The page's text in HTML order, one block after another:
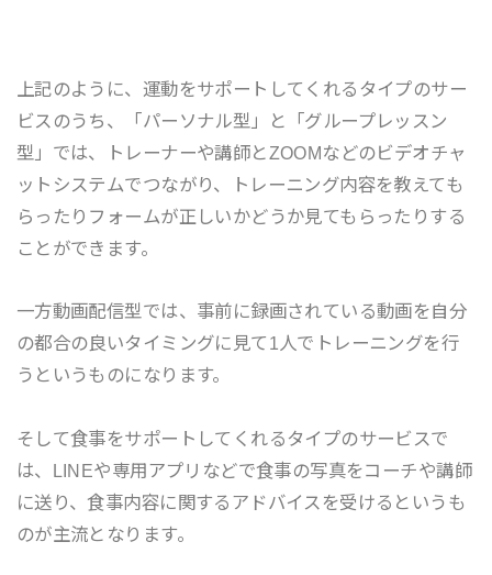
上記のように、運動をサポートしてくれるタイプのサー
ビスのうち、「パーソナル型」と「グループレッスン
型」では、トレーナーや講師とZOOMなどのビデオチャ
ットシステムでつながり、トレーニング内容を教えても
らったりフォームが正しいかどうか見てもらったりする
ことができます。
一方動画配信型では、事前に録画されている動画を自分
の都合の良いタイミングに見て1人でトレーニングを行
うというものになります。
そして食事をサポートしてくれるタイプのサービスで
は、LINEや専用アプリなどで食事の写真をコーチや講師
に送り、食事内容に関するアドバイスを受けるというも
のが主流となります。